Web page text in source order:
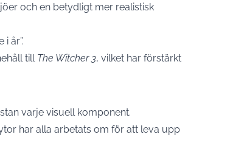
och en betydligt mer realistisk
år”.
till The Witcher 3, vilket har förstärkt
varje visuell komponent.
har alla arbetats om för att leva upp